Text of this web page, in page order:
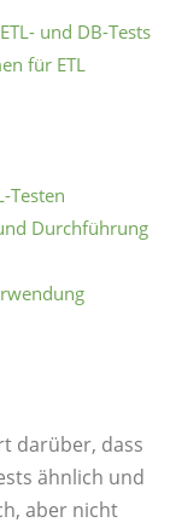
und DB-Tests
für ETL
Testen
Durchführung
darüber, dass
ähnlich und
aber nicht